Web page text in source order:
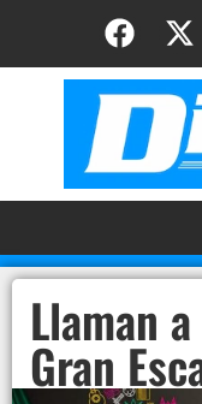
Llaman
Gran